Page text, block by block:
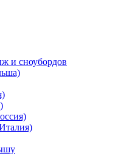
и сноубордов